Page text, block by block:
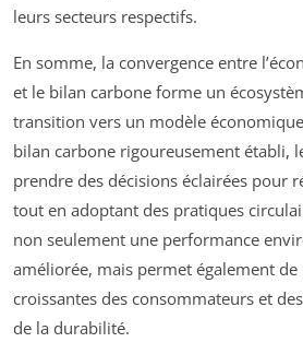
leurs secteurs respectifs.
En somme, la convergence entre
et le bilan carbone forme un
transition vers un modèle
bilan carbone rigoureusement établi,
prendre des décisions éclairées pour
tout en adoptant des pratiques
non seulement une performance
améliorée, mais permet également
croissantes des consommateurs et
de la durabilité.